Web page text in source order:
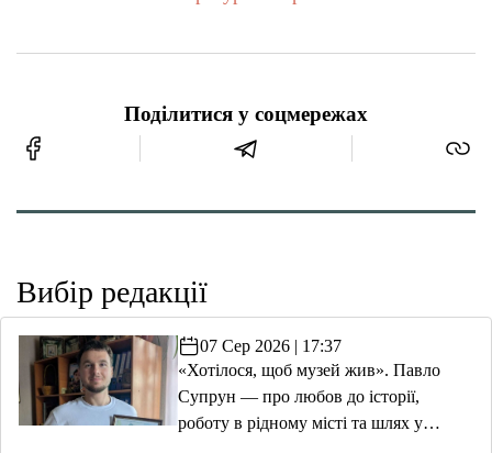
Поділитися у соцмережах
Вибір редакції
07 Сер 2026 | 17:37
«Хотілося, щоб музей жив». Павло
Супрун — про любов до історії,
роботу в рідному місті та шлях у